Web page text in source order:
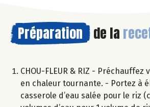
Préparation de la
CHOU-FLEUR & RIZ - Préchauffez
en chaleur tournante. - Portez à
casserole d’eau salée pour le riz